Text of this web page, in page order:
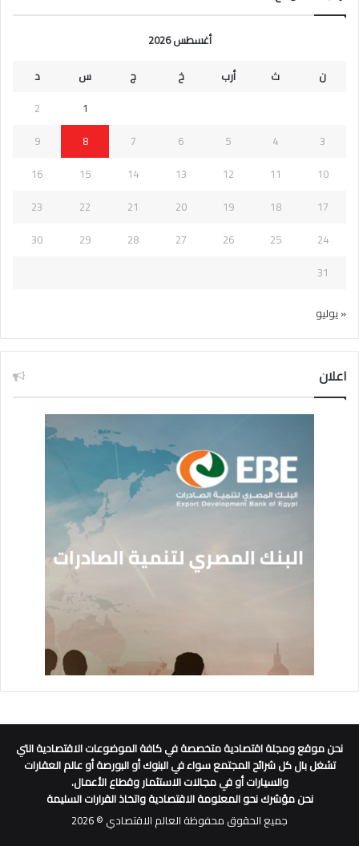
أغسطس 2026
ن
ث أرب خ ج س
د
1
2
3
4
5
6
7
8
9
10
11
12
13
14
15
16
17
18
19
20
21
22
23
24
25
26
27
28
29
30
31
« يوليو
اعلان
نحن موقع ومجلة اقتصادية متخصصة في كافة الموضوعات الاقتصادية التي
تشغل بال كل شرائح المجتمع سواء في البنوك أو البورصة أو عالم العقارات
والسيارات أو في مجالات الاستثمار وقطاع الأعمال.
نحن مؤشرك نحو المعلومة الاقتصادية واتخاذ القرارات السليمة
جميع الحقوق محفوظة العالم الاقتصادي © 2026